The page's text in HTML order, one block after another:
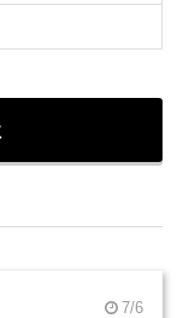
7/6